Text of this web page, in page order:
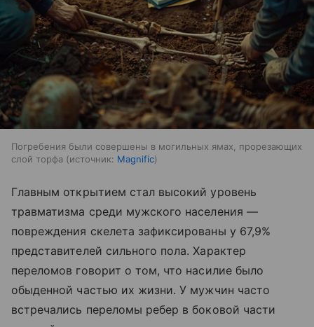
Погребения были совершены в могильных ямах, прорезающих
слой торфа
источник: Magnific
Главным открытием стал высокий уровень
травматизма среди мужского населения —
повреждения скелета зафиксированы у 67,9%
представителей сильного пола. Характер
переломов говорит о том, что насилие было
обыденной частью их жизни. У мужчин часто
встречались переломы ребер в боковой части